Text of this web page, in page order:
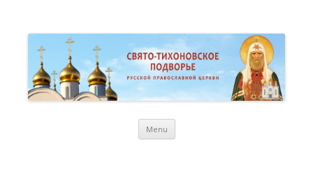
Representation Church in
Toronto
Торонто
Menu Skip
content